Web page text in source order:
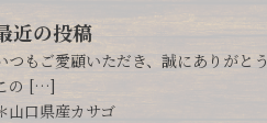
近の投稿
つもご愛顧いただき、誠にありがと
の […]
山口県産カサゴ